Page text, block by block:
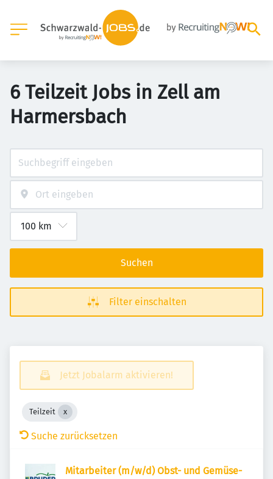
6 Teilzeit Jobs in Zell am
Harmersbach
Suchen
Filter einschalten
Jetzt Jobalarm aktivieren!
Teilzeit
Suche zurücksetzen
Mitarbeiter (m/w/d) Obst- und Gemüse-